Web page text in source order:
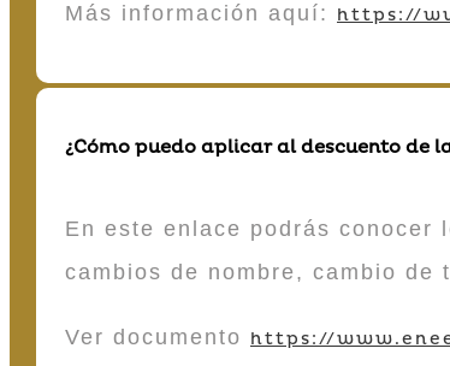
Más información aquí: https://
¿Cómo puedo aplicar al descuento de
En este enlace podrás
cambios de nombre, cambio de
Ver documento https://